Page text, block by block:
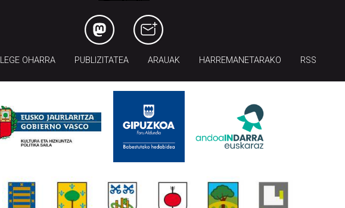
LEGE OHARRA PUBLIZITATEA ARAUAK HARREMANETARAKO RSS